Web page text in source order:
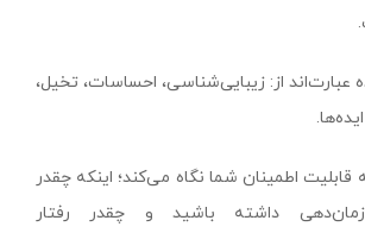
عبارت‌اند از: زیبایی‌شناسی، احساسات، تخیل،
قابلیت اطمینان شما نگاه می‌کند؛ اینکه چقدر
داشته باشید و چقدر رفتار